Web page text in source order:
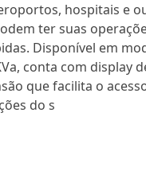
hospitais e
ter suas
Disponível em
conta com display
que facilita o
do s